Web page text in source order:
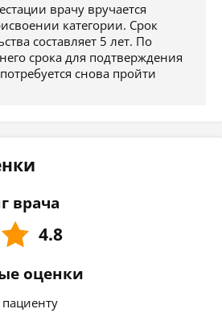
врачу вручается
категории. Срок
составляет 5 лет. По
срока для подтверждения
снова пройти
врача
4.8
оценки